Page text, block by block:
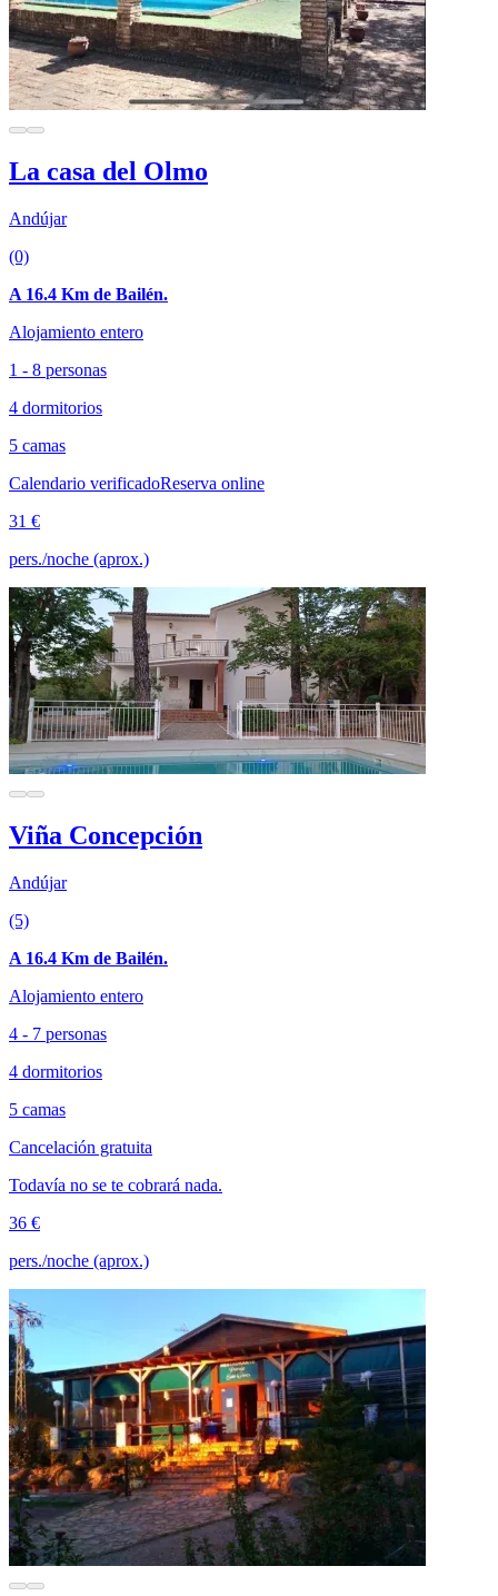
La casa del Olmo
Andújar
(0)
A 16.4 Km de Bailén.
Alojamiento entero
1 - 8 personas
4 dormitorios
5 camas
Calendario verificadoReserva online
31 €
pers./noche (aprox.)
Viña Concepción
Andújar
(5)
A 16.4 Km de Bailén.
Alojamiento entero
4 - 7 personas
4 dormitorios
5 camas
Cancelación gratuita
Todavía no se te cobrará nada.
36 €
pers./noche (aprox.)